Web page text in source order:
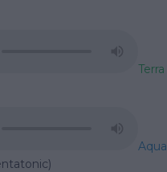
Terra
Aqua